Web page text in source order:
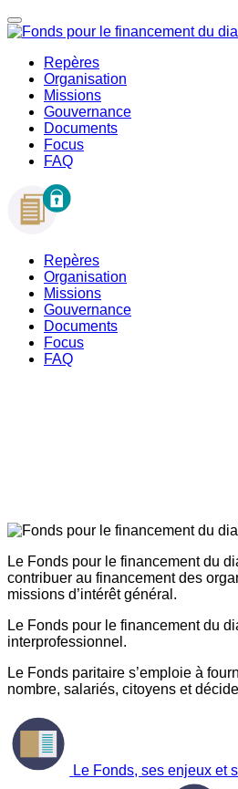
Repères
Organisation
Missions
Gouvernance
Documents
Focus
FAQ
Repères
Organisation
Missions
Gouvernance
Documents
Focus
FAQ
Le Fonds pour le financement du
contribuer au financement des
missions d’intérêt général.
Le Fonds pour le financement du
interprofessionnel.
Le Fonds paritaire s’emploie à
nombre, salariés, citoyens et
Le Fonds, ses enjeux et